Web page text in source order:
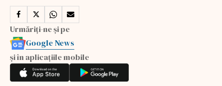
Urmăriți-ne și pe
Google News
și în aplicațiile mobile